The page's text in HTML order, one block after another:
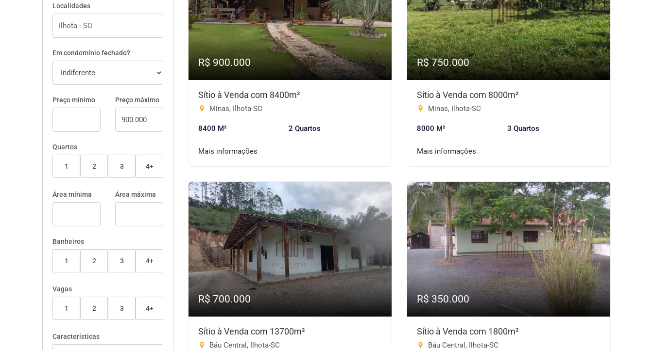
Localidades
Em condomínio fechado?
Preço mínimo Preço máximo
Quartos
1 2 3 4+
Área mínima Área máxima
Banheiros
1 2 3 4+
Vagas
1 2 3 4+
Características
R$ 900.000
Sítio à Venda com 8400m²
Minas, Ilhota-SC
8400 M² 2 Quartos
Mais informações
R$ 750.000
Sítio à Venda com 8000m²
Minas, Ilhota-SC
8000 M² 3 Quartos
Mais informações
R$ 700.000
Sítio à Venda com 13700m²
Báu Central, Ilhota-SC
R$ 350.000
Sítio à Venda com 1800m²
Báu Central, Ilhota-SC